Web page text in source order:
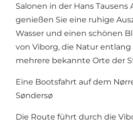
Salonen in der Hans Tausens
genießen Sie eine ruhige
Wasser und einen schönen
von Viborg, die Natur entlang
mehrere bekannte Orte der
Eine Bootsfahrt auf dem
Søndersø
Die Route führt durch die